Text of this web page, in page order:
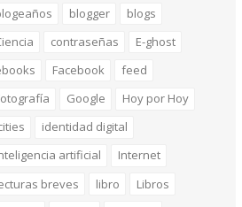
blogger
blogs
contraseñas
E-ghost
Facebook
feed
Google
Hoy por Hoy
identidad digital
artificial
Internet
breves
libro
Libros